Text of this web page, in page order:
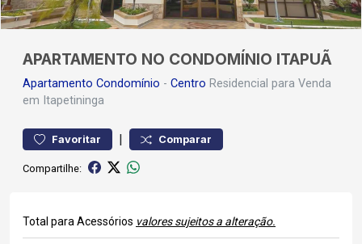
APARTAMENTO NO CONDOMÍNIO ITAPUÃ
Apartamento Condomínio - Centro Residencial para Venda
em Itapetininga
Favoritar | Comparar
Compartilhe:
Total para Acessórios valores sujeitos a alteração.